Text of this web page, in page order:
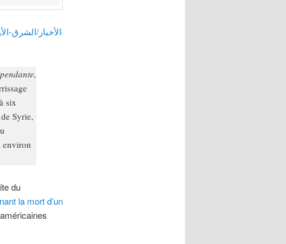
six
Syrie,
environ
du
la mort d’un